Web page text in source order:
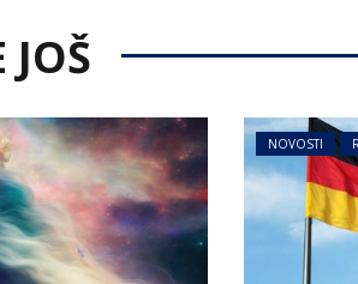
JOŠ
NOVOSTI